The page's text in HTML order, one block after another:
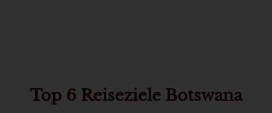
Top 6 Reiseziele Botswana